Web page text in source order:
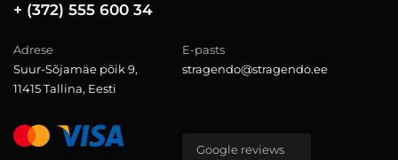
+ (372) 555 600 34
Adrese
Suur-Sõjamäe põik 9,
11415 Tallina, Eesti
E-pasts
stragendo@stragendo.ee
Google reviews